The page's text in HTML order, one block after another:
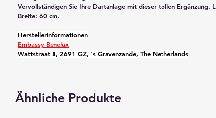
Vervollständigen Sie Ihre Dartanlage mit dieser tollen Ergänzung.
Breite: 60 cm.
Herstellerinformationen
Embassy Benelux
Wattstraat 8, 2691 GZ, 's Gravenzande, The Netherlands
Ähnliche Produkte